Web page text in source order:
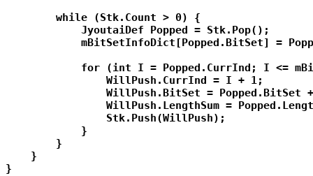
        while (Stk.Count > 0) {
            JyoutaiDef Popped = Stk.Pop();
mBitSetInfoDict[Popped.BitSet] =
for (int I = Popped.CurrInd; I <=
                WillPush.CurrInd = I + 1;
WillPush.BitSet = Popped.BitSet
WillPush.LengthSum =
                Stk.Push(WillPush);
            }
        }
    }
}